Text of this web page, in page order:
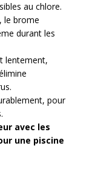
au chlore.
le brome
durant les
lentement,
pour
avec les
une piscine